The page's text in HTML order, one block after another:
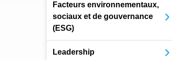
Facteurs environnementaux,
sociaux et de gouvernance
(ESG)
Leadership